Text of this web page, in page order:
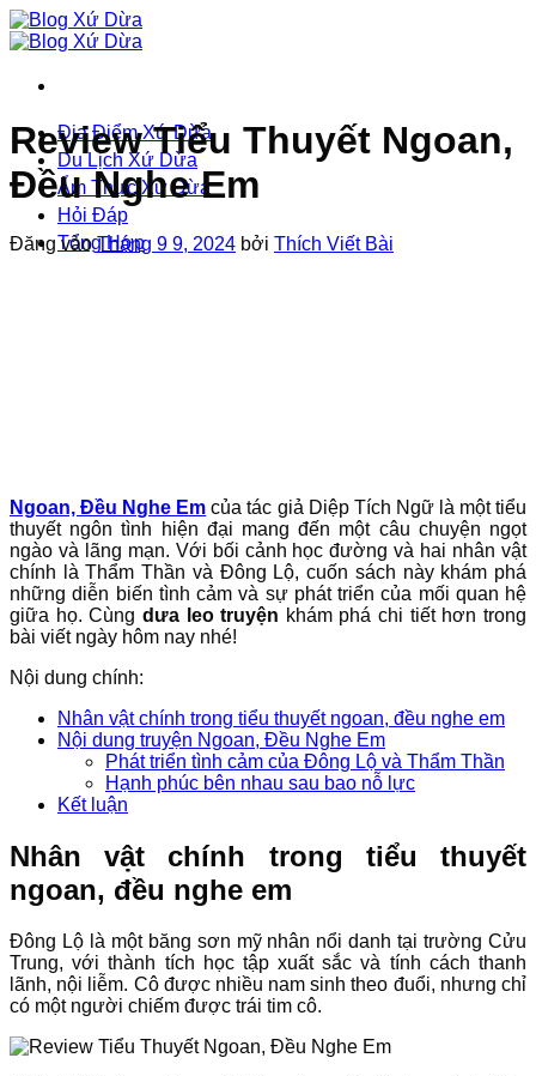
Bỏ
qua
dung
Địa Điểm Xứ Dừa
Du Lịch Xứ Dừa
Ẩm Thực Xứ Dừa
Hỏi Đáp
Tổng Hợp
Review Tiểu Thuyết Ngoan,
Đều Nghe Em
Đăng vàoTháng 9 9, 2024 bởi Thích Viết Bài
Ngoan, Đều Nghe Em của tác giả Diệp Tích Ngữ là một tiểu
thuyết ngôn tình hiện đại mang đến một câu chuyện ngọt
ngào và lãng mạn. Với bối cảnh học đường và hai nhân vật
chính là Thẩm Thần và Đông Lộ, cuốn sách này khám phá
những diễn biến tình cảm và sự phát triển của mối quan hệ
giữa họ. Cùng dưa leo truyện khám phá chi tiết hơn trong
bài viết ngày hôm nay nhé!
Nội dung chính:
Nhân vật chính trong tiểu thuyết ngoan, đều nghe em
Nội dung truyện Ngoan, Đều Nghe Em
Phát triển tình cảm của Đông Lộ và Thẩm Thần
Hạnh phúc bên nhau sau bao nỗ lực
Kết luận
Nhân vật chính trong tiểu thuyết
ngoan, đều nghe em
Đông Lộ là một băng sơn mỹ nhân nổi danh tại trường Cửu
Trung, với thành tích học tập xuất sắc và tính cách thanh
lãnh, nội liễm. Cô được nhiều nam sinh theo đuổi, nhưng chỉ
có một người chiếm được trái tim cô.